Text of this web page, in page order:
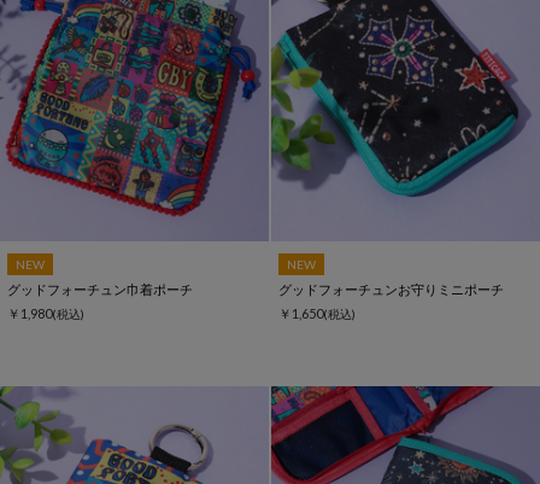
NEW
グッドフォーチュン巾着ポーチ
￥1,980(税込)
NEW
グッドフォーチュンお守りミニポーチ
￥1,650(税込)